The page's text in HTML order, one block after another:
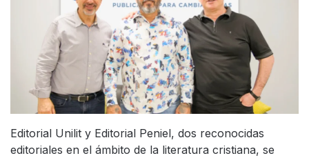
Editorial Unilit y Editorial Peniel, dos reconocidas
editoriales en el ámbito de la literatura cristiana, se